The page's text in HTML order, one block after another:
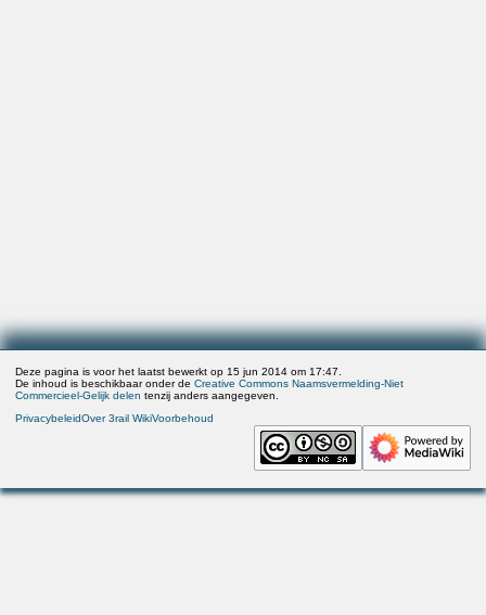
Deze pagina is voor het laatst bewerkt op 15 jun 2014 om 17:47.
De inhoud is beschikbaar onder deCreative Commons Naamsvermelding-Niet
Commercieel-Gelijk delen tenzij anders aangegeven.
PrivacybeleidOver 3rail WikiVoorbehoud